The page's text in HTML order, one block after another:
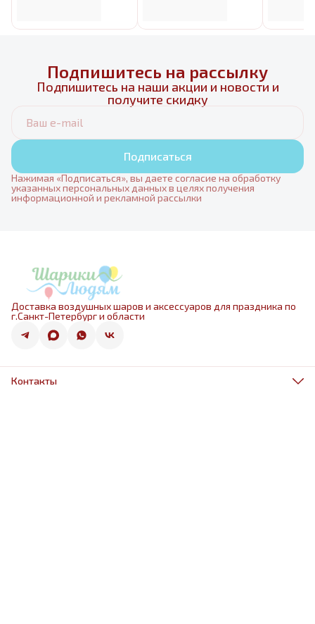
Подпишитесь на рассылку
Подпишитесь на наши акции и новости и
получите скидку
Подписаться
Нажимая «Подписаться», вы даете согласие на обработку
указанных персональных данных в целях получения
информационной и рекламной рассылки
Доставка воздушных шаров и аксессуаров для праздника по
г.Санкт-Петербург и области
Контакты